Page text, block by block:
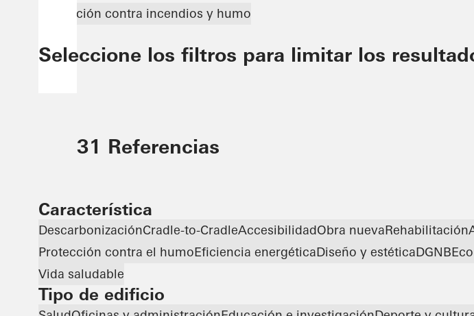
Protección contra incendios y humo
Seleccione los filtros para limitar los
31 Referencias
Característica
DescarbonizaciónCradle-to-CradleAccesibilidadObra nuevaRehabilitación
Protección contra el humoEficiencia energéticaDiseño y estéticaDGNB
Vida saludable
Tipo de edificio